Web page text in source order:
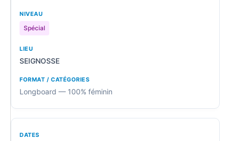
Spécial
SEIGNOSSE
Longboard — 100% féminin